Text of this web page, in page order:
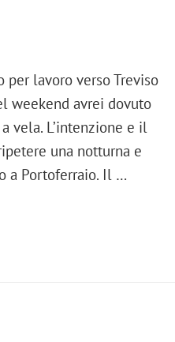
per lavoro verso Treviso
weekend avrei dovuto
vela. L’intenzione e il
una notturna e
a Portoferraio. Il …